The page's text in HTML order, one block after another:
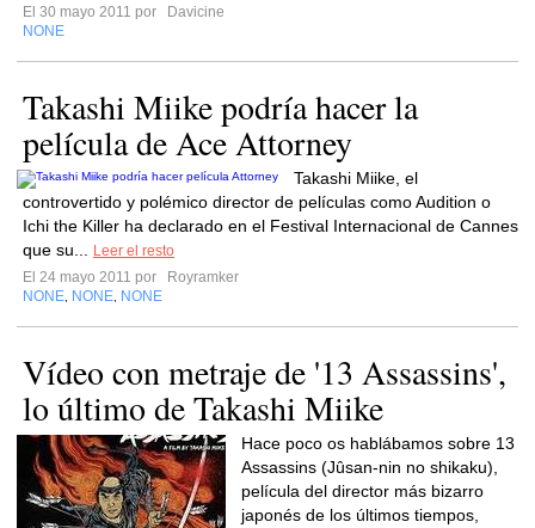
El 30 mayo 2011 por
Davicine
NONE
Takashi Miike podría hacer la
película de Ace Attorney
Takashi Miike, el
controvertido y polémico director de películas como Audition o
Ichi the Killer ha declarado en el Festival Internacional de Cannes
que su...
Leer el resto
El 24 mayo 2011 por
Royramker
NONE NONE NONE
Vídeo con metraje de '13 Assassins',
lo último de Takashi Miike
Hace poco os hablábamos sobre 13
Assassins (Jûsan-nin no shikaku),
película del director más bizarro
japonés de los últimos tiempos,